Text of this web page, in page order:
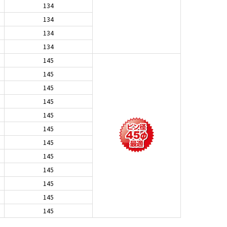
134
134
134
134
145
145
145
145
145
145
145
145
145
145
145
145